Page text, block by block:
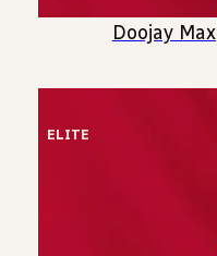
Doojay Max
ELITE